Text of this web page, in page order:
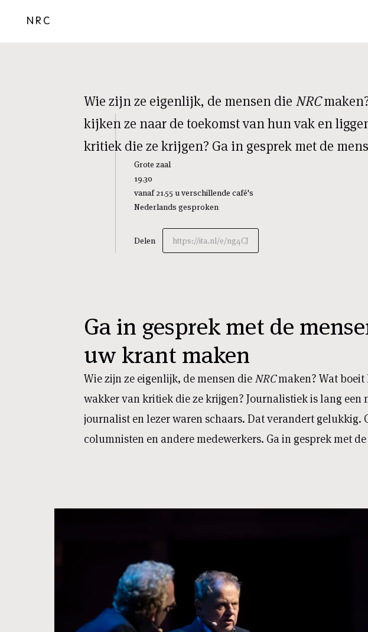
NRC
Wie zijn ze eigenlijk, de mensen die NRC
kijken ze naar de toekomst van hun vak en
kritiek die ze krijgen? Ga in gesprek met de
Grote zaal
19.30
vanaf 21.55 u verschillende café's
Nederlands gesproken
Delen https://ita.nl/e/ng4CJ
Ga in gesprek met de
uw krant maken
Wie zijn ze eigenlijk, de mensen dieNRCmaken? Wat boeit
wakker van kritiek die ze krijgen? Journalistiek is lang een
journalist en lezer waren schaars. Dat verandert gelukkig.
columnisten en andere medewerkers. Ga in gesprek met